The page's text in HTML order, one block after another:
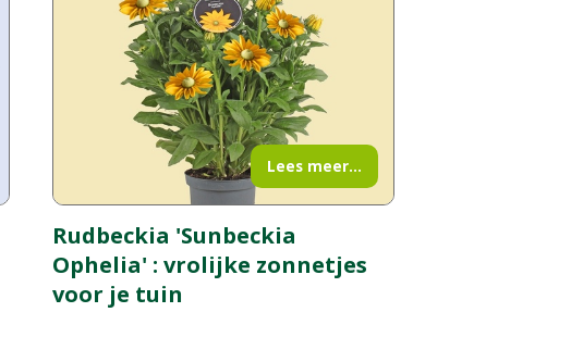
Rudbeckia 'Sunbeckia
Ophelia' : vrolijke zonnetjes
voor je tuin
Lees meer...